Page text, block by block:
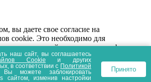
вы даете свое согласие на
cookie. Это необходимо для
сайта и анализа трафика.
на сайте носит
и не является публичной офертой.
Пользовательское соглашение
наш сайт, вы соглашаетесь
Сookie и других
в соответствии с Политикой
Вы можете заблокировать
сайтом, изменив настройки
Принято